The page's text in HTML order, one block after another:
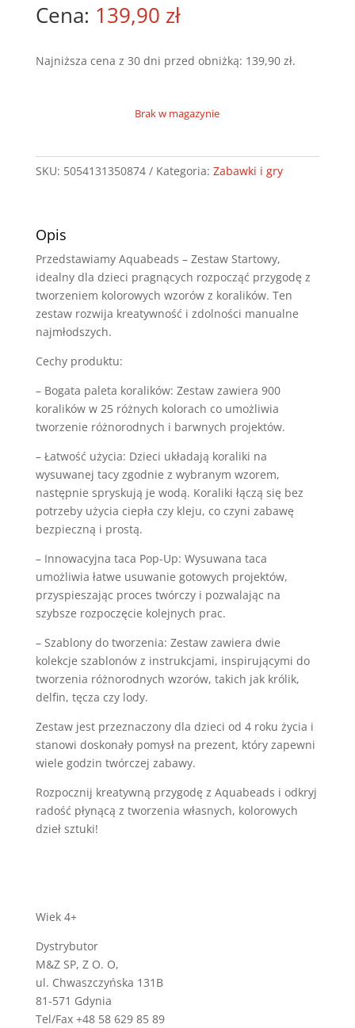
139,90 zł
Najniższa cena z 30 dni przed obniżką: 139,90 zł.
Brak w magazynie
SKU: 5054131350874 Kategoria: Zabawki i gry
Opis
Przedstawiamy Aquabeads – Zestaw Startowy,
idealny dla dzieci pragnących rozpocząć przygodę z
tworzeniem kolorowych wzorów z koralików. Ten
zestaw rozwija kreatywność i zdolności manualne
najmłodszych.
Cechy produktu:
– Bogata paleta koralików: Zestaw zawiera 900
koralików w 25 różnych kolorach co umożliwia
tworzenie różnorodnych i barwnych projektów.
– Łatwość użycia: Dzieci układają koraliki na
wysuwanej tacy zgodnie z wybranym wzorem,
następnie spryskują je wodą. Koraliki łączą się bez
potrzeby użycia ciepła czy kleju, co czyni zabawę
bezpieczną i prostą.
– Innowacyjna taca Pop-Up: Wysuwana taca
umożliwia łatwe usuwanie gotowych projektów,
przyspieszając proces twórczy i pozwalając na
szybsze rozpoczęcie kolejnych prac.
– Szablony do tworzenia: Zestaw zawiera dwie
kolekcje szablonów z instrukcjami, inspirującymi do
tworzenia różnorodnych wzorów, takich jak królik,
delfin, tęcza czy lody.
Zestaw jest przeznaczony dla dzieci od 4 roku życia i
stanowi doskonały pomysł na prezent, który zapewni
wiele godzin twórczej zabawy.
Rozpocznij kreatywną przygodę z Aquabeads i odkryj
radość płynącą z tworzenia własnych, kolorowych
dzieł sztuki!
Wiek 4+
Dystrybutor
M&Z SP, Z O. O,
ul. Chwaszczyńska 131B
81-571 Gdynia
Tel/Fax +48 58 629 85 89